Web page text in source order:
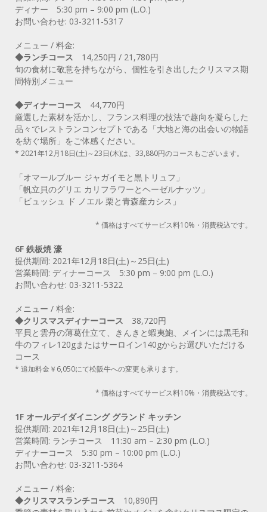
ディナー 5:30 pm – 9:00 pm (L.O.)
お問い合わせ: 03-3211-5317
メニュー / 料金:
◆ランチコース 14,250円 / 21,780円
旬の食材に敬意を持ちながら、個性を引き出したクリスマス期
間特別メニュー
◆ディナーコース 44,770円
厳選した素材を活かし、フランス料理の技法で趣向を凝らした
品々でレストランコンセプトである「大地と海の出会いの物語
を紡ぐ場所」をご体感ください。
* 2021年12月18日(土)～23日(木)は、33,880円のコースもございます。
「オマールブルー ジャガイモと黒トリュフ」
「帆立貝のグリエ カリフラワーとヘーゼルナッツ」
「ビュッシュ ド ノエル 栗と青森産カシス」
* 価格はすべてサービス料10%・消費税込です。
6F 鉄板焼 濠
提供期間: 2021年12月18日(土)～25日(土)
営業時間: ディナーコース 5:30 pm – 9:00 pm (L.O.)
お問い合わせ: 03-3211-5322
メニュー / 料金:
◆クリスマスディナーコース 38,720円
平貝と雲丹の薄葛仕立て、きんきと蝦夷鮑、メインには黒毛和
牛のフィレ120gまたはサーロイン140gからお選びいただける
コース
* 追加料金￥6,050にて松阪牛への変更も承ります。
* 価格はすべてサービス料10%・消費税込です。
1F オールデイダイニング グランド キッチン
提供期間: 2021年12月18日(土)～25日(土)
営業時間: ランチコース 11:30 am – 2:30 pm (L.O.)
ディナーコース 5:30 pm – 10:00 pm (L.O.)
お問い合わせ: 03-3211-5364
メニュー / 料金:
◆クリスマスランチコース 10,890円